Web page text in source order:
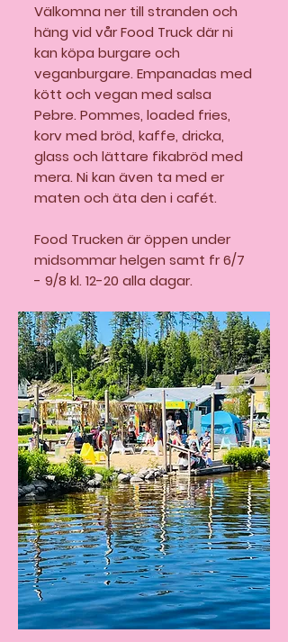
Välkomna ner till stranden och
häng vid vår Food Truck där ni
kan köpa burgare och
veganburgare. Empanadas med
kött och vegan med salsa
Pebre. Pommes, loaded fries,
korv med bröd, kaffe, dricka,
glass och lättare fikabröd med
mera. Ni kan även ta med er
maten och äta den i cafét.
Food Trucken är öppen under
midsommar helgen samt fr 6/7
- 9/8 kl. 12-20 alla dagar.